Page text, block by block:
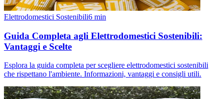
Elettrodomestici Sostenibili6 min
Guida Completa agli Elettrodomestici Sostenibili:
Vantaggi e Scelte
Esplora la guida completa per scegliere elettrodomestici sostenibili
che rispettano l'ambiente. Informazioni, vantaggi e consigli utili.